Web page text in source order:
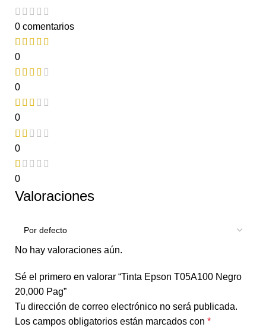
0 comentarios
0
0
0
0
0
Valoraciones
No hay valoraciones aún.
Sé el primero en valorar “Tinta Epson T05A100 Negro
20,000 Pag”
Tu dirección de correo electrónico no será publicada.
Los campos obligatorios están marcados con *